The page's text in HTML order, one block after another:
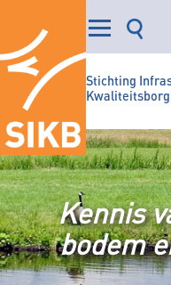
Stichting
Kennis
bodem